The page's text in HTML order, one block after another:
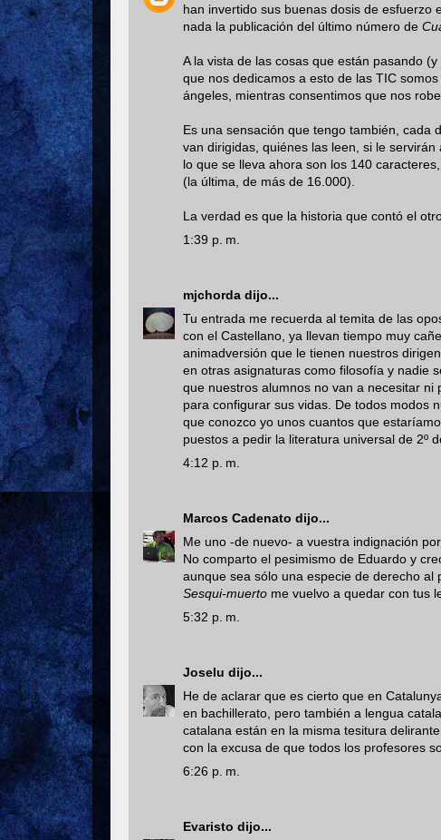
han invertido sus buenas dosis de esfuerzo
nada la publicación del último número de
A la vista de las cosas que están pasando
que nos dedicamos a esto de las TIC
ángeles, mientras consentimos que nos
Es una sensación que tengo también, cada
van dirigidas, quiénes las leen, si le
lo que se lleva ahora son los 140
(la última, de más de 16.000).
La verdad es que la historia que contó el
1:39 p. m.
mjchorda dijo...
Tu entrada me recuerda al temita de las
con el Castellano, ya llevan tiempo muy
animadversión que le tienen nuestros
en otras asignaturas como filosofía y nadie
que nuestros alumnos no van a necesitar
para configurar sus vidas. De todos modos
que conozco yo unos cuantos que
puestos a pedir la literatura universal de 2º
4:12 p. m.
Marcos Cadenato dijo...
Me uno -de nuevo- a vuestra indignación
No comparto el pesimismo de Eduardo y
aunque sea sólo una especie de derecho al
Sesqui-muerto me vuelvo a quedar con tus
5:32 p. m.
Joselu dijo...
He de aclarar que es cierto que en
en bachillerato, pero también a lengua
catalana están en la misma tesitura
con la excusa de que todos los profesores
6:26 p. m.
Evaristo dijo...